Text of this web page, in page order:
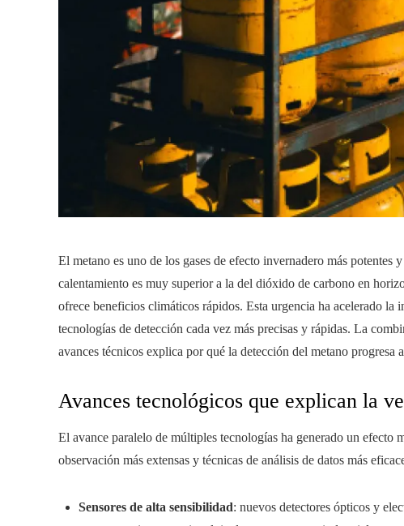
El metano es uno de los gases de efecto invernadero más potentes
calentamiento es muy superior a la del dióxido de carbono en
ofrece beneficios climáticos rápidos. Esta urgencia ha acelerado
tecnologías de detección cada vez más precisas y rápidas. La
avances técnicos explica por qué la detección del metano progresa
Avances tecnológicos que explican la
El avance paralelo de múltiples tecnologías ha generado un efecto
observación más extensas y técnicas de análisis de datos más
Sensores de alta sensibilidad: nuevos detectores ópticos y